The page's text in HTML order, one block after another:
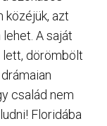
közéjük, azt
A saját
lett, dörömbölt
család nem
Floridába